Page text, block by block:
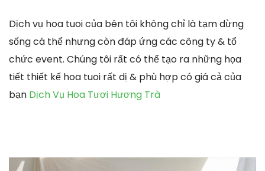
Dịch vụ hoa tuoi của bên tôi không chỉ là tạm dừng
sống cá thể nhưng còn đáp ứng các công ty & tổ
chức event. Chúng tôi rất có thể tạo ra những họa
tiết thiết kế hoa tuoi rất dị & phù hợp có giá cả của
bạn Dịch Vụ Hoa Tươi Hương Trà